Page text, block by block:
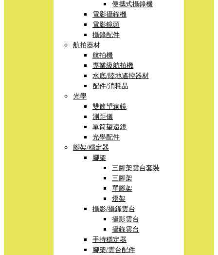
便攜式攝錄機
電影攝錄機
電影鏡頭
攝錄配件
航拍器材
航拍機
專業級航拍機
水底/陸地遙控器材
配件/消耗品
光學
雙筒望遠鏡
測距儀
單筒望遠鏡
光學配件
腳架/穩定器
腳架
三腳架雲台套裝
三腳架
單腳架
燈架
攝影/攝錄雲台
攝影雲台
攝錄雲台
手持穩定器
腳架/雲台配件